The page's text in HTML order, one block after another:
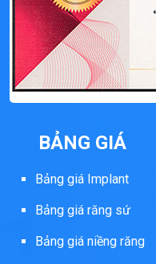
BẢNG GIÁ
Bảng giá Implant
Bảng giá răng sứ
Bảng giá niềng răng